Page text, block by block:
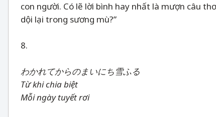
con người. Có lẽ lời bình hay nhất là mượn câu
dội lại trong sương mù?”
8.
わかれてからのまいにち雪ふる
Từ khi chia biệt
Mỗi ngày tuyết rơi